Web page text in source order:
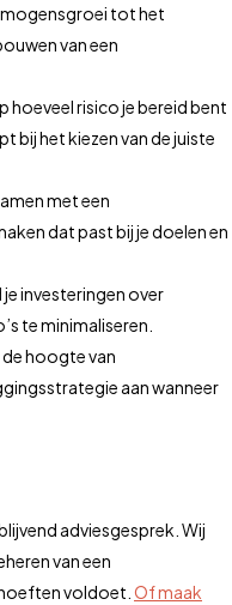
tot het
van een
hoeveel risico je bereid bent
bij het kiezen van de juiste
met een
dat past bij je doelen en
je investeringen over
te minimaliseren.
hoogte van
aan wanneer
adviesgesprek. Wij
van een
voldoet. Of maak